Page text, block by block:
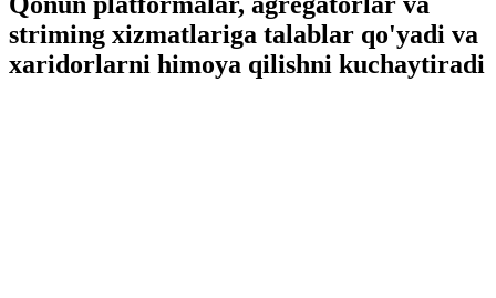
striming xizmatlariga talablar qo'yadi va
xaridorlarni himoya qilishni kuchaytiradi